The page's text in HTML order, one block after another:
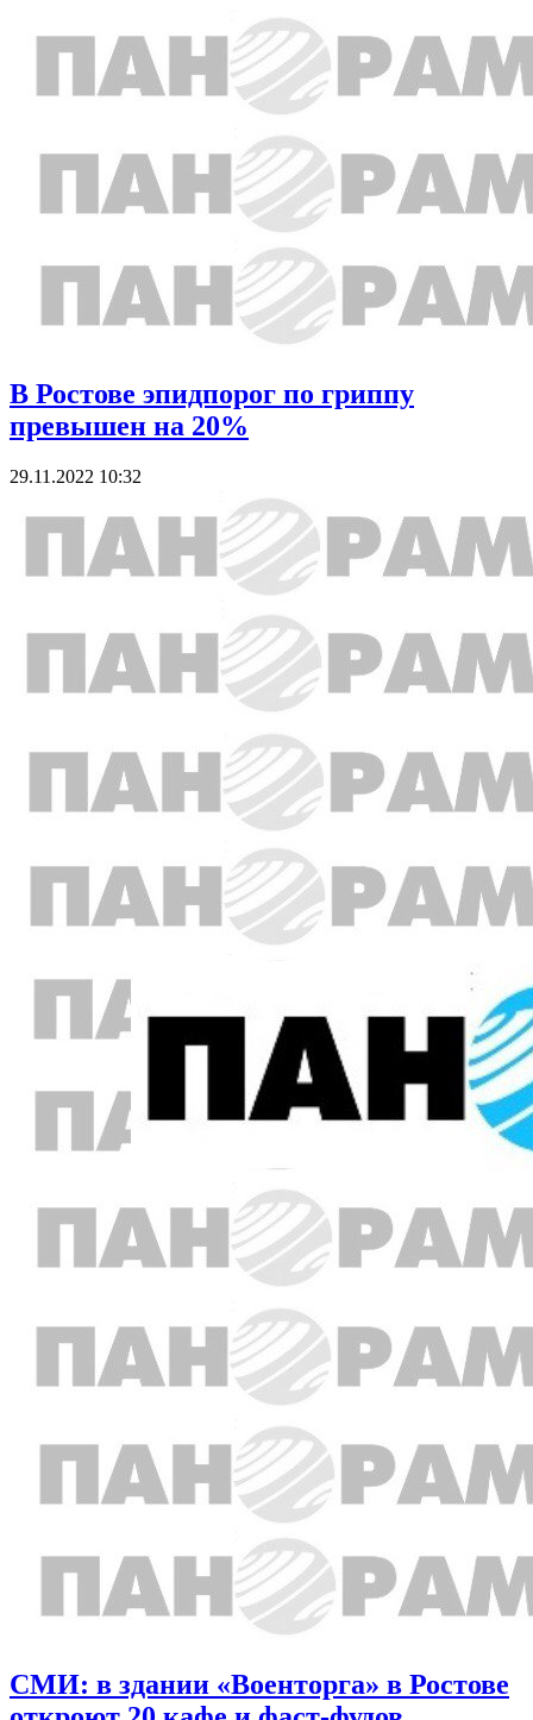
В Ростове эпидпорог по гриппу
превышен на 20%
29.11.2022 10:32
СМИ: в здании «Военторга» в Ростове